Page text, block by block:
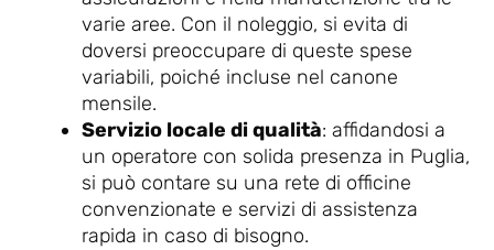
varie aree. Con il noleggio, si evita di
doversi preoccupare di queste spese
variabili, poiché incluse nel canone
mensile.
Servizio locale di qualità: affidandosi a
un operatore con solida presenza in Puglia,
si può contare su una rete di officine
convenzionate e servizi di assistenza
rapida in caso di bisogno.